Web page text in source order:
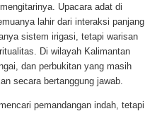
Upacara adat di
lahir dari interaksi panjang
sistem irigasi, tetapi warisan
Di wilayah Kalimantan
dan perbukitan yang masih
secara bertanggung jawab.
pemandangan indah, tetapi